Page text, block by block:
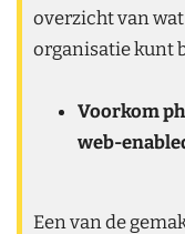
overzicht van
organisatie kunt
Voorkom
web-
Een van de